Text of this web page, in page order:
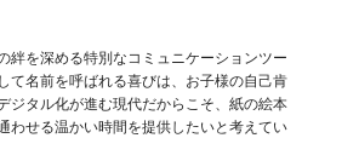
絆を深める特別なコミュニケーションツー
て名前を呼ばれる喜びは、お子様の自己肯
ジタル化が進む現代だからこそ、紙の絵本
わせる温かい時間を提供したいと考えてい